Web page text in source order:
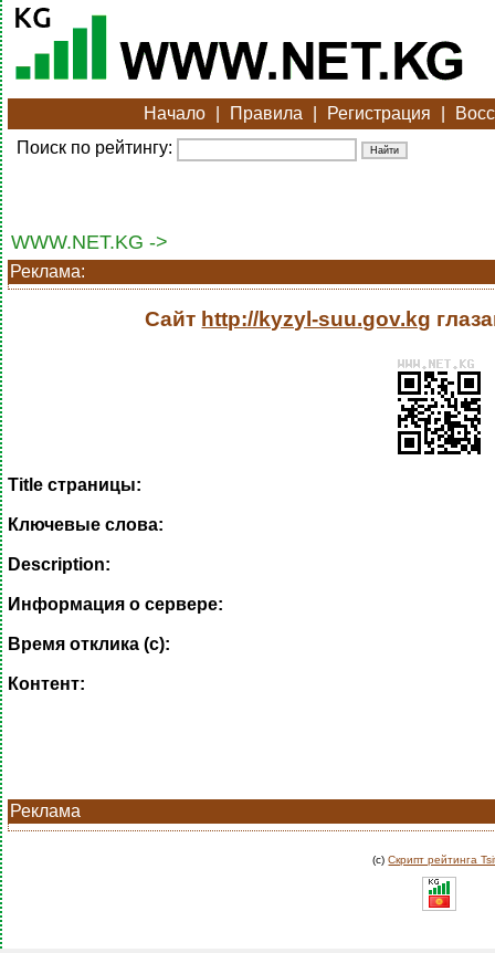
Начало Правила Регистрация
Поиск по рейтингу:
WWW.NET.KG ->
Реклама:
Сайт http://kyzyl-suu.gov.kg
Title страницы:
Ключевые слова:
Description:
Информация о сервере:
Время отклика (с):
Контент:
Реклама
(c)Скрипт рейтинга